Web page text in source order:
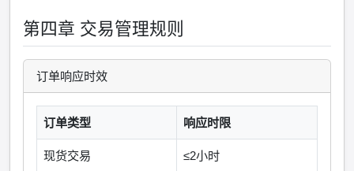
第四章 交易管理规则
订单响应时效
订单类型 响应时限
现货交易 ≤2小时